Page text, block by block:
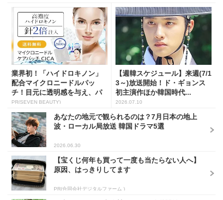
業界初！「ハイドロキノン」
配合マイクロニードルパッ
チ！目元に透明感を与え、パ
ッと...
PR(SEVEN BEAUTY)
【週韓スケジュール】来週(7/1
3～)放送開始！ド・ギョンス
初主演作ほか韓国時代...
2026.07.10
あなたの地元で観られるのは？7月日本の地上
波・ローカル局放送 韓国ドラマ5選
2026.06.30
【宝くじ何年も買って一度も当たらない人へ】
原因、はっきりしてます
PR(合同会社デジタルファーム )